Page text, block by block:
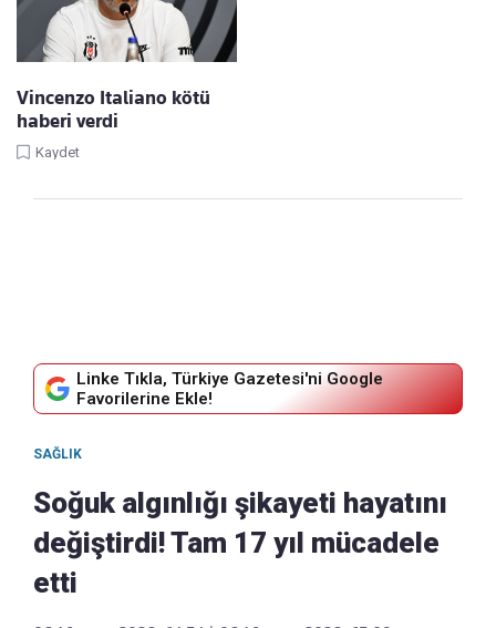
Vincenzo Italiano kötü
haberi verdi
Kaydet
Linke Tıkla, Türkiye Gazetesi'ni Google
Favorilerine Ekle!
SAĞLIK
Soğuk algınlığı şikayeti hayatını
değiştirdi! Tam 17 yıl mücadele
etti